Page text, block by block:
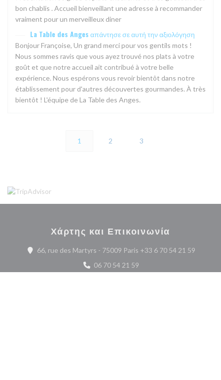
bon chablis . Accueil bienveillant une adresse à recommander
vraiment pour un merveilleux diner
La Table des Angesαπάντησε σε αυτή την αξιολόγηση
Bonjour Françoise, Un grand merci pour vos gentils mots !
Nous sommes ravis que vous ayez trouvé nos plats à votre
goût et que notre accueil ait contribué à votre belle
expérience. Nous espérons vous revoir bientôt dans notre
établissement pour d'autres découvertes gourmandes. À très
bientôt ! L'équipe de La Table des Anges.
1 2 3
Χάρτης και Επικοινωνία
66, rue des Martyrs - 75009 Paris +33 6 70 54 21 59‬
06 70 54 21 59